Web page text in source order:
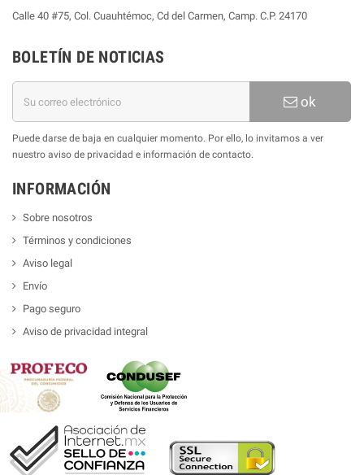
Calle 40 #75, Col. Cuauhtémoc, Cd del Carmen, Camp. C.P. 24170
BOLETÍN DE NOTICIAS
ok
Puede darse de baja en cualquier momento. Por ello, lo invitamos a ver
nuestro aviso de privacidad e información de contacto.
INFORMACIÓN
Sobre nosotros
Términos y condiciones
Aviso legal
Envío
Pago seguro
Aviso de privacidad integral